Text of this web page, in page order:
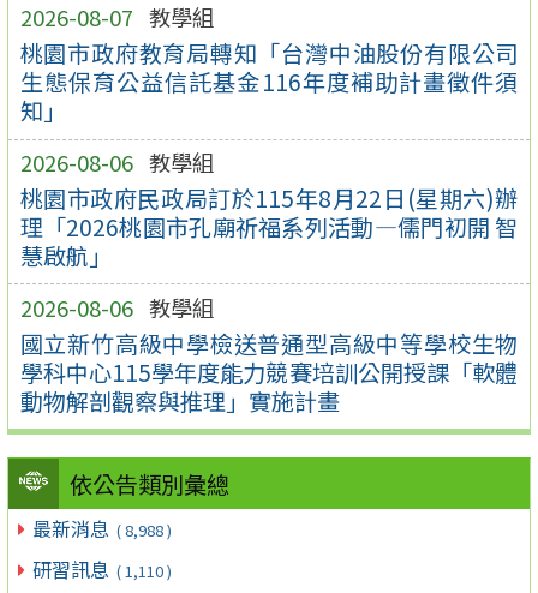
2026-08-07 教學組
桃園市政府教育局轉知「台灣中油股份有限公司
生態保育公益信託基金116年度補助計畫徵件須
知」
2026-08-06 教學組
桃園市政府民政局訂於115年8月22日(星期六)辦
理「2026桃園市孔廟祈福系列活動—儒門初開 智
慧啟航」
2026-08-06 教學組
國立新竹高級中學檢送普通型高級中等學校生物
學科中心115學年度能力競賽培訓公開授課「軟體
動物解剖觀察與推理」實施計畫
依公告類別彙總
最新消息 ( 8,988 )
研習訊息 ( 1,110 )